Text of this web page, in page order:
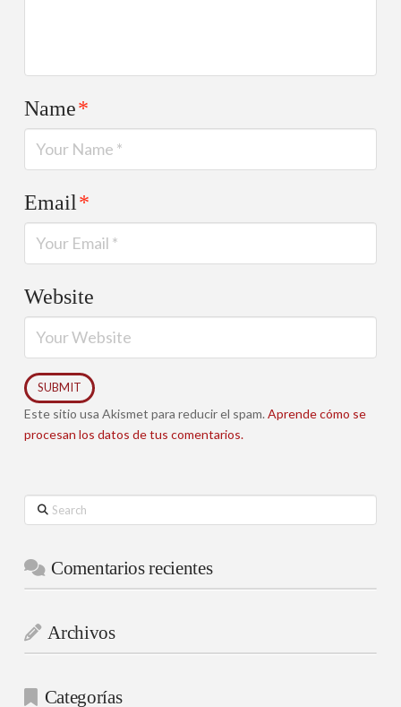
Name*
Email*
Website
Este sitio usa Akismet para reducir el spam. Aprende cómo se
procesan los datos de tus comentarios.
Search
Comentarios recientes
Archivos
Categorías